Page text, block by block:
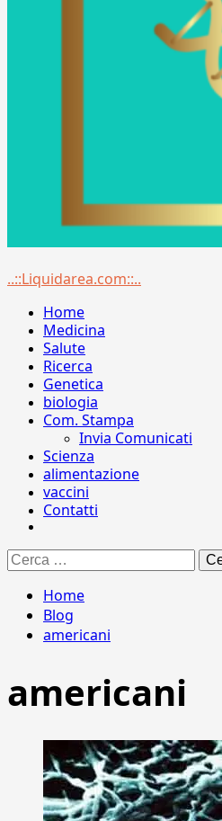
Menu
..::Liquidarea.com::..
Home
Medicina
Salute
Ricerca
Genetica
biologia
Com. Stampa
Invia Comunicati
Scienza
alimentazione
vaccini
Contatti
Ricerca
per:
Home
Blog
americani
americani